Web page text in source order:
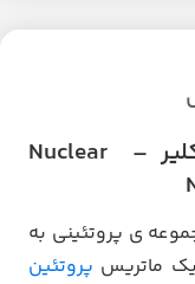
معرفی مس گینر اتمیک نوکلیر – Nuclear
ی پروتئینی به
ماتریس پروتئین